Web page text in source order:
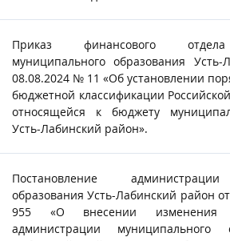
Приказ финансового
муниципального образования
08.08.2024 № 11 «Об установлении
бюджетной классификации
относящейся к бюджету
Усть-Лабинский район».
Постановление
образования Усть-Лабинский район
955 «О внесении изменения
администрации муниципального